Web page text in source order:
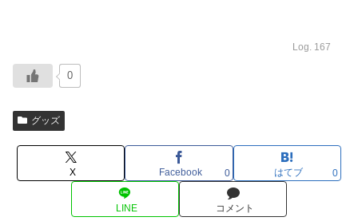
Log. 167
0
グッズ
X Facebook 0 はてブ 0
LINE コメント